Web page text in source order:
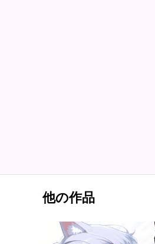
他の作品